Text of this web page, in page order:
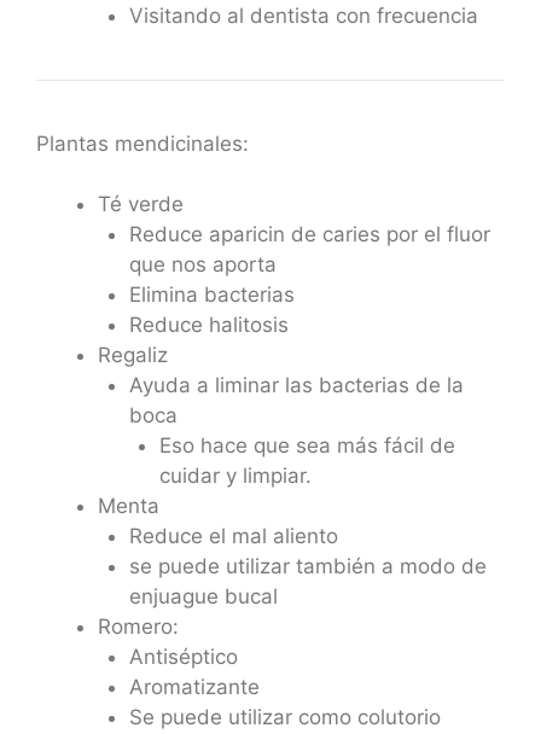
Visitando al dentista con frecuencia
Plantas mendicinales:
Té verde
Reduce aparicin de caries por el fluor
que nos aporta
Elimina bacterias
Reduce halitosis
Regaliz
Ayuda a liminar las bacterias de la
boca
Eso hace que sea más fácil de
cuidar y limpiar.
Menta
Reduce el mal aliento
se puede utilizar también a modo de
enjuague bucal
Romero:
Antiséptico
Aromatizante
Se puede utilizar como colutorio